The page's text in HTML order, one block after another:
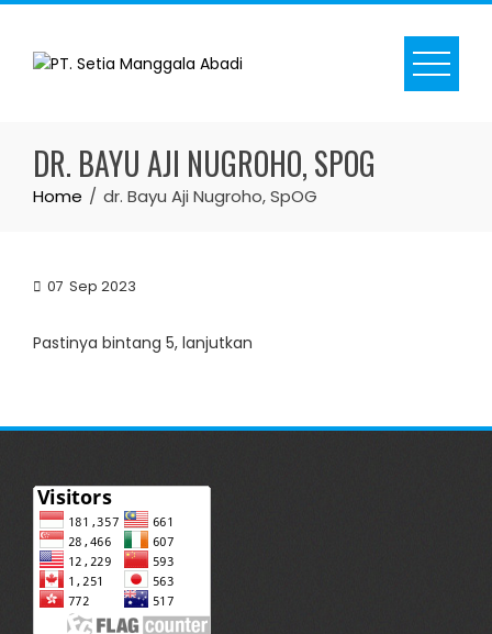
Skip
content
DR. BAYU AJI NUGROHO, SPOG
Home dr. Bayu Aji Nugroho, SpOG
07 Sep 2023
Pastinya bintang 5, lanjutkan